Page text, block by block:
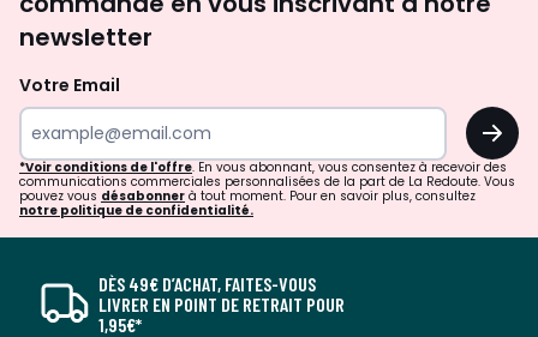
newsletter
Votre Email
OK
*Voir conditions de l'offre. En vous abonnant, vous consentez à recevoir des
communications commerciales personnalisées de la part de La Redoute. Vous
pouvez vous désabonner à tout moment. Pour en savoir plus, consultez
notre politique de confidentialité.
DÈS 49€ D’ACHAT, FAITES-VOUS
LIVRER EN POINT DE RETRAIT POUR
1,95€*